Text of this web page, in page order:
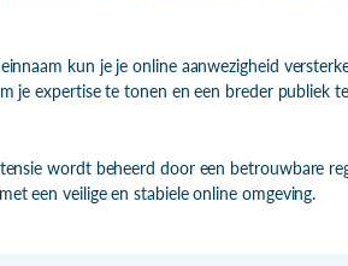
kun je je online aanwezigheid
je expertise te tonen en een breder publiek
wordt beheerd door een betrouwbare
een veilige en stabiele online omgeving.